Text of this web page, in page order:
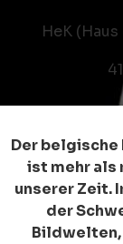
HeK
Der belgische
ist mehr als
unserer Zeit.
der
Bildwelten,